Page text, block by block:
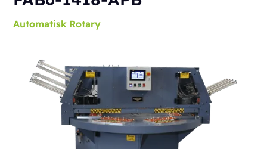
Automatisk Rotary